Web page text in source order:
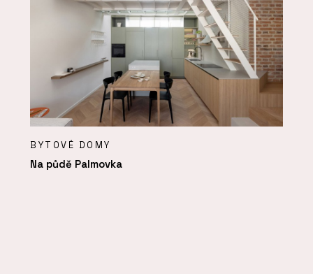
BYTOVÉ DOMY
Na půdě Palmovka